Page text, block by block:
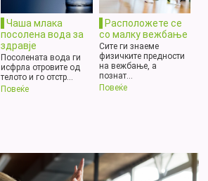
Чаша млака
посолена вода за
здравје
Посолената вода ги
исфрла отровите од
телото и го отстр...
Повеќе
Расположете се
со малку вежбање
Сите ги знаеме
физичките предности
на вежбање, а
познат...
Повеќе